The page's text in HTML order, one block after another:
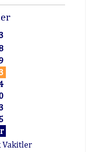
Vakitler